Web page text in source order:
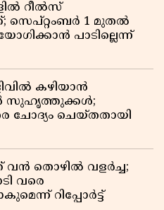
റീൽസ്
സെപ്റ്റംബർ 1 മുതൽ
പാടില്ലെന്ന്
കഴിയാൻ
സുഹൃത്തുക്കൾ;
ചോദ്യം ചെയ്തതായി
വൻ തൊഴിൽ വളർച്ച;
വരെ
റിപ്പോർട്ട്